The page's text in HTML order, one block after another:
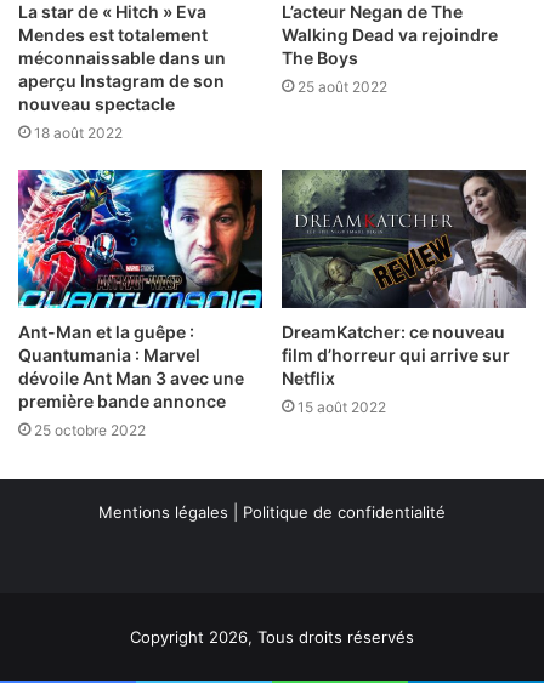
La star de « Hitch » Eva
Mendes est totalement
méconnaissable dans un
aperçu Instagram de son
nouveau spectacle
18 août 2022
L’acteur Negan de The
Walking Dead va rejoindre
The Boys
25 août 2022
Ant-Man et la guêpe :
Quantumania : Marvel
dévoile Ant Man 3 avec une
première bande annonce
25 octobre 2022
DreamKatcher: ce nouveau
film d’horreur qui arrive sur
Netflix
15 août 2022
Mentions légales Politique de confidentialité
Copyright 2026, Tous droits réservés